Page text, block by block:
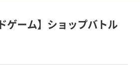
ゲーム】ショップバトル